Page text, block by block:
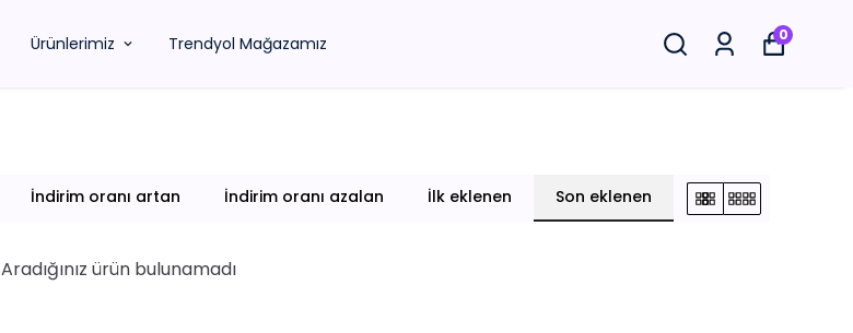
Ürünlerimiz Trendyol Mağazamız 0
İndirim oranı artan İndirim oranı azalan İlk eklenen Son eklenen
Aradığınız ürün bulunamadı